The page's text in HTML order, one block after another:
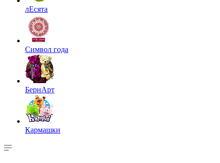
лЕсята
Символ года
БернАрт
Кармашки